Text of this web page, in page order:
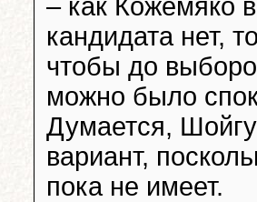
– как Кожемяко
кандидата нет,
чтобы до
можно было
Думается, Шойгу
вариант,
пока не имеет.